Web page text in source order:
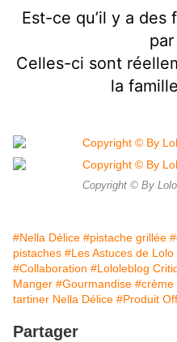
Est-ce qu’il y a
Celles-ci sont
la
Copyright © By
#Nella Délice #pistache grillée
pistaches #Les Astuces de Lolo
#Collaboration #Lololeblog
Manger #Gourmandise #crème
tartiner Nella Délice #Produit
Partager